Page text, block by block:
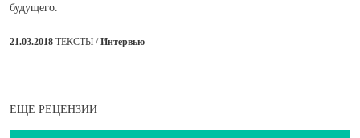
будущего.
21.03.2018 ТЕКСТЫ /Интервью
ЕЩЕ РЕЦЕНЗИИ